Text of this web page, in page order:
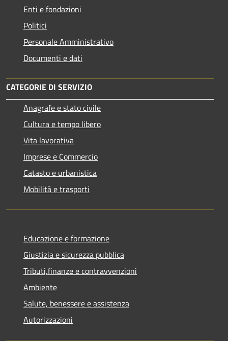
Enti e fondazioni
Politici
Personale Amministrativo
Documenti e dati
CATEGORIE DI SERVIZIO
Anagrafe e stato civile
Cultura e tempo libero
Vita lavorativa
Imprese e Commercio
Catasto e urbanistica
Mobilità e trasporti
Educazione e formazione
Giustizia e sicurezza pubblica
Tributi,finanze e contravvenzioni
Ambiente
Salute, benessere e assistenza
Autorizzazioni